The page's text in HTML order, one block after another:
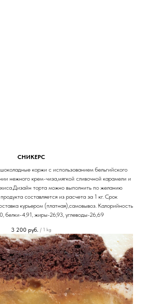
СНИКЕРС
коржи с использованием бельгийского
нежного крем-чиза,мягкой сливочной карамели и
торта можно выполнить по желанию
составляется из расчета за 1 кг. Срок
курьером (платная),самовывоз. Калорийность
белки-4,91, жиры-26,93, углеводы-26,69
3 200 руб. / 1 kg